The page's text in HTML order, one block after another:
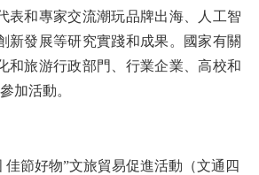
表和專家交流潮玩品牌出海、人工智
新發展等研究實踐和成果。國家有關
和旅游行政部門、行業企業、高校和
加活動。
佳節好物”文旅貿易促進活動（文通四